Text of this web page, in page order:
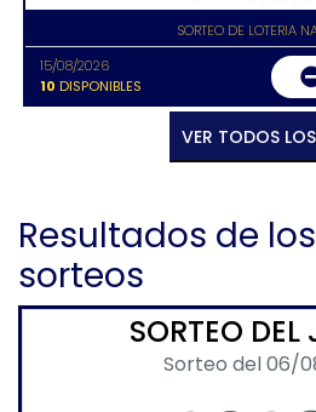
SORTEO DE LOTERIA
15/08/2026
10 DISPONIBLES
Resultados de
sorteos
SORTEO DEL
Sorteo del 06/